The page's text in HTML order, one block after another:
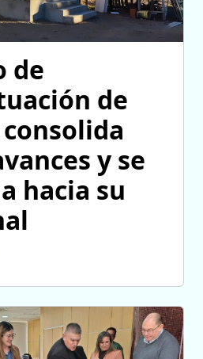
de
de
y se
hacia su